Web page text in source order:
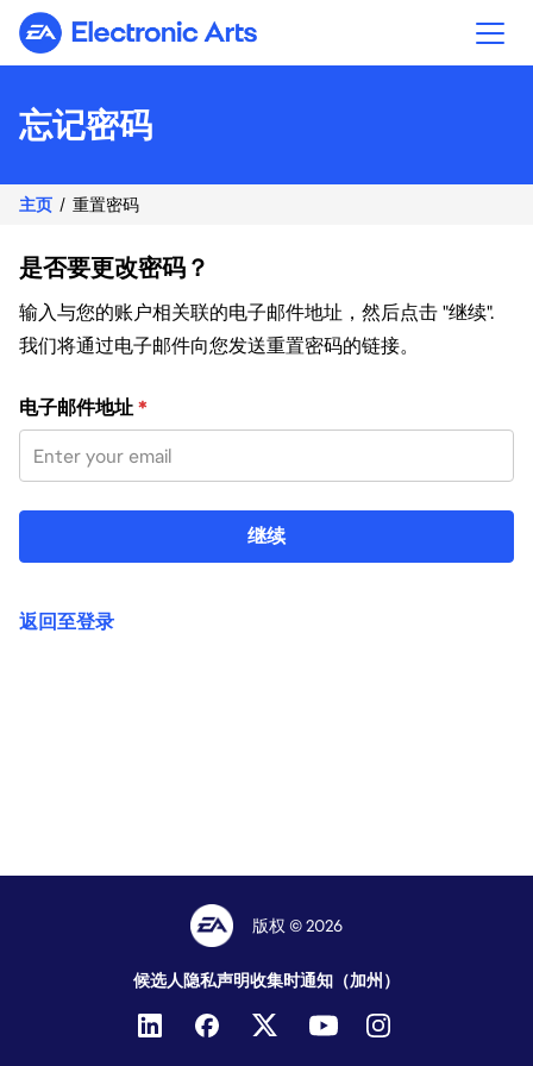
Electronic Arts
忘记密码
主页 重置密码
是否要更改密码？
输入与您的账户相关联的电子邮件地址，然后点击 "继续".
我们将通过电子邮件向您发送重置密码的链接。
使用您的电子邮件重置密码
电子邮件地址*
继续
返回至登录
版权 © 2026
候选人隐私声明收集时通知（加州）